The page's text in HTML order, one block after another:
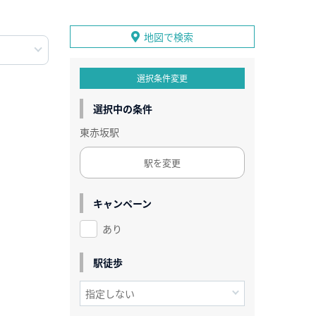
地図で検索
選択条件変更
選択中の条件
東赤坂駅
駅を変更
キャンペーン
あり
駅徒歩